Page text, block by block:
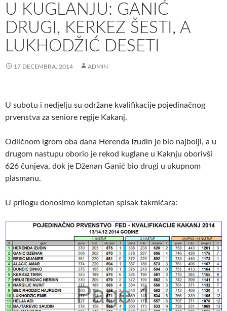
U KUGLANJU: GANIĆ
DRUGI, KERKEZ ŠESTI, A
LUKHODŽIĆ DESETI
17 DECEMBRA, 2014 ADMIN
U subotu i nedjelju su održane kvalifikacije pojedinačnog
prvenstva za seniore regije Kakanj.
Odličnom igrom oba dana Herenda Izudin je bio najbolji, a u
drugom nastupu oborio je rekod kuglane u Kaknju oborivši
626 čunjeva, dok je Dženan Ganić bio drugi u ukupnom
plasmanu.
U prilogu donosimo kompletan spisak takmičara: